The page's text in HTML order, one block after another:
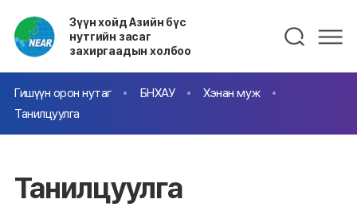
Зүүн хойд Азийн бүс
нутгийн засаг
захиргаадын холбоо
Гишүүн орон нутаг БНХАУ
Хэнан муж
Танилцуулга
Танилцуулга